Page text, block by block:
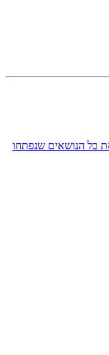
כל הנושאים שנפתחו